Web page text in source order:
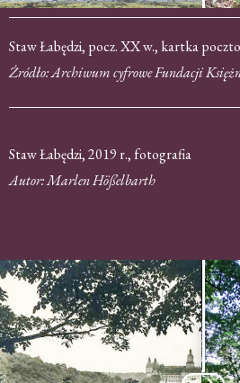
Staw Łabędzi, pocz. XX w., kartka
Źródło: Archiwum cyfrowe Fundacji
Staw Łabędzi, 2019 r., fotografia
Autor: Marlen Hößelbarth